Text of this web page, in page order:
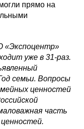
прямо на
«Экспоцентр»
уже в 31-раз.
семьи. Вопросы
ценностей
часть